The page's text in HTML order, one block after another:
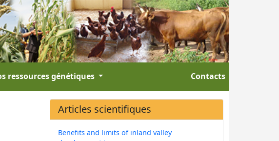
ressources génétiques Contacts
Articles scientifiques
Benefits and limits of inland valley